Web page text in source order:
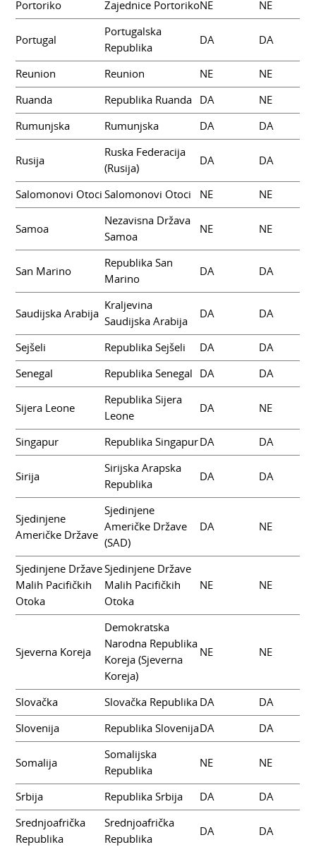
Portoriko
Zajednice PortorikoNE NE
Portugal
Portugalska
Republika
DA DA
Reunion Reunion NE
NE
Ruanda
Republika Ruanda DA
NE
Rumunjska
Rumunjska DA DA
Rusija
Ruska Federacija
(Rusija)
DA DA
Salomonovi Otoci Salomonovi Otoci NE NE
Samoa
Nezavisna Država
Samoa
NE NE
San Marino
Republika San
Marino
DA DA
Saudijska Arabija
Kraljevina
Saudijska Arabija
DA DA
Sejšeli Republika Sejšeli DA
DA
Senegal
Republika Senegal DA DA
Sijera Leone
Republika Sijera
Leone
DA NE
Singapur Republika SingapurDA DA
Sirija
Sirijska Arapska
Republika
DA DA
Sjedinjene
Američke Države
Sjedinjene
Američke Države
(SAD)
DA NE
Sjedinjene Države
Malih Pacifičkih
Otoka
Sjedinjene Države
Malih Pacifičkih
Otoka
NE NE
Sjeverna Koreja
Demokratska
Narodna Republika
Koreja (Sjeverna
Koreja)
NE NE
Slovačka Slovačka Republika DA
DA
Slovenija
Republika SlovenijaDA DA
Somalija
Somalijska
Republika
NE NE
Srbija Republika Srbija DA
DA
Srednjoafrička
Republika
Srednjoafrička
Republika
DA DA